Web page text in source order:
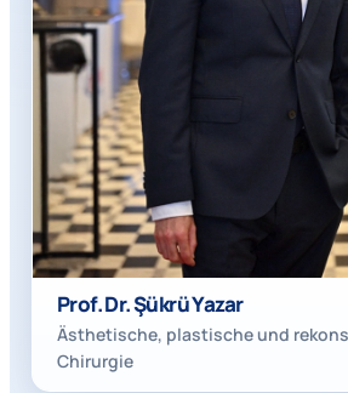
Prof. Dr. Şükrü Yazar
Ästhetische, plastische und
Chirurgie